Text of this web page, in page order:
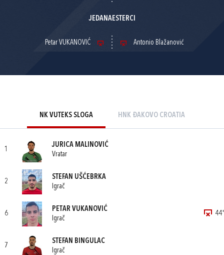
JEDANAESTERCI
Petar VUKANOVIĆ Antonio Blažanović
NK VUTEKS SLOGA HNK ĐAKOVO CROATIA
1
JURICA MALINOVIĆ
Vratar
2
STEFAN UŠĆEBRKA
Igrač
6
PETAR VUKANOVIĆ
Igrač
44'
7
STEFAN BINGULAC
Igrač